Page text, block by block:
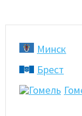
Минск
Брест